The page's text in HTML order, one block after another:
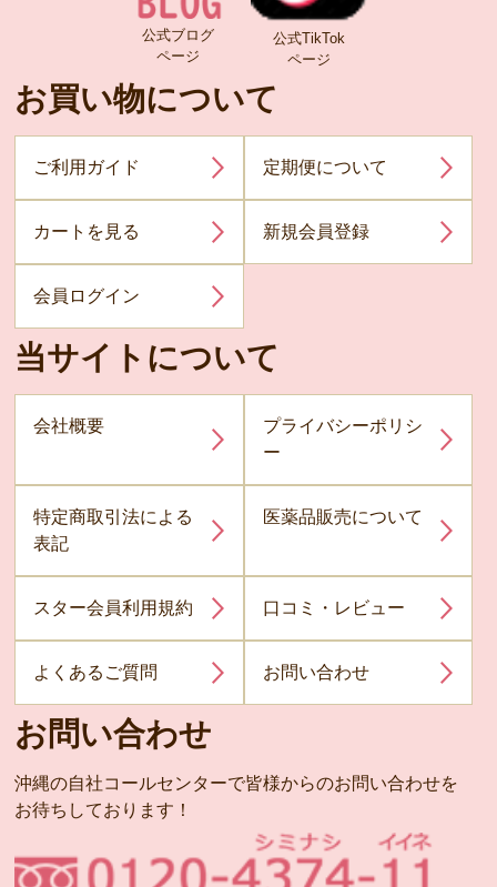
公式ブログ
ページ
公式TikTok
ページ
お買い物について
ご利用ガイド 定期便について
カートを見る 新規会員登録
会員ログイン
当サイトについて
会社概要
プライバシーポリシ
ー
特定商取引法による
表記
医薬品販売について
スター会員利用規約 口コミ・レビュー
よくあるご質問 お問い合わせ
お問い合わせ
沖縄の自社コールセンターで皆様からのお問い合わせを
お待ちしております！